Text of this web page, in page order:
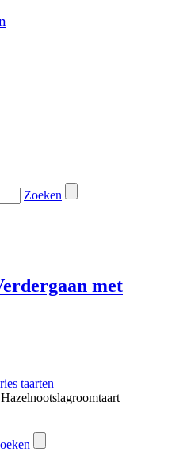
Zoeken
met
taarten
Hazelnootslagroomtaart